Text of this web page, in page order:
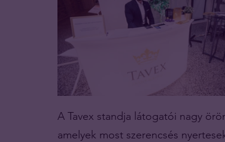
A Tavex standja látogatói nagy
amelyek most szerencsés